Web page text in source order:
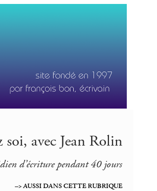
avec Jean Rolin
d’écriture pendant 40 jours
–> AUSSI DANS CETTE RUBRIQUE